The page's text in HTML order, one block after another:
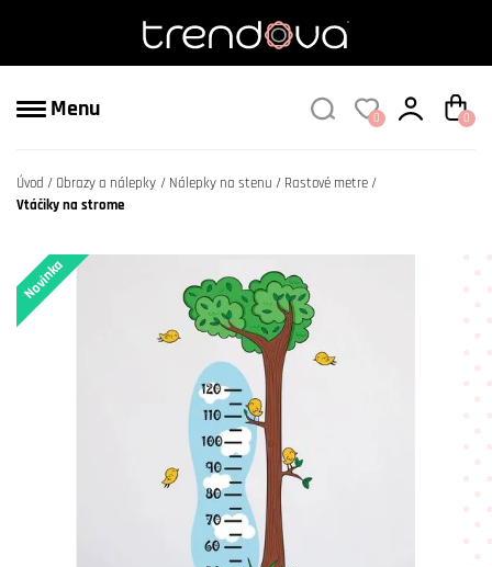
Menu 0 0
Úvod Obrazy a nálepky Nálepky na stenu
Rastové metre
Vtáčiky na strome
Novinka